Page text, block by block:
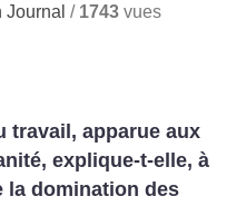
/ 1743 vues
travail, apparue aux
explique-t-elle, à
la domination des